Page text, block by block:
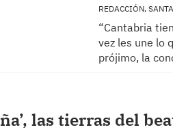
REDACCIÓN,
“Cantabria
vez les une lo
prójimo, la
las tierras del